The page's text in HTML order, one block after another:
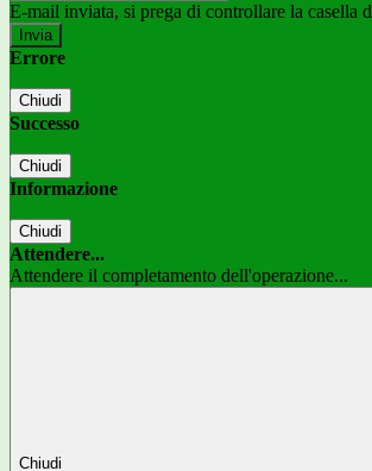
E-mail inviata, si prega di controllare la casella
Errore
Chiudi
Successo
Chiudi
Informazione
Chiudi
Attendere...
Attendere il completamento dell'operazione...
Chiudi